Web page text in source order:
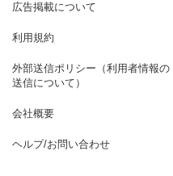
広告掲載について
利用規約
外部送信ポリシー（利用者情報の
送信について）
会社概要
ヘルプ/お問い合わせ